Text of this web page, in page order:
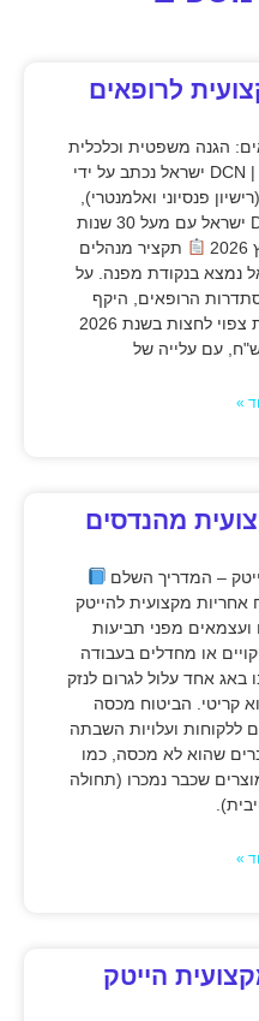
לרופאים
הגנה משפטית וכלכלית
מלאה מול גל התביעות 2026 | DCN ישראל נכתב על ידי
פנסיוני ואלמנטרי),
מומחה לניהול סיכונים ב-DCN ישראל עם מעל 30 שנות
תקציר מנהלים
נמצא בנקודת מפנה. על
הרופאים, היקף
התביעות בגין רשלנות רפואית צפוי לחצות בשנת 2026
»
מהנדסים
– המדריך השלם
אחריות מקצועית להייטק
ועצמאים מפני תביעות
או מחדלים בעבודה
אחד עלול לגרום לנזק
קריטי. הביטוח מכסה
ללקוחות ועלויות השבתה
שהוא לא מכסה, כמו
שכבר נמכרו (תחולה
»
הייטק